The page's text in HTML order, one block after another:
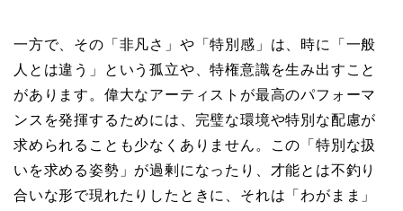
一方で、その「非凡さ」や「特別感」は、時に「一般
人とは違う」という孤立や、特権意識を生み出すこと
があります。偉大なアーティストが最高のパフォーマ
ンスを発揮するためには、完璧な環境や特別な配慮が
求められることも少なくありません。この「特別な扱
いを求める姿勢」が過剰になったり、才能とは不釣り
合いな形で現れたりしたときに、それは「わがまま」